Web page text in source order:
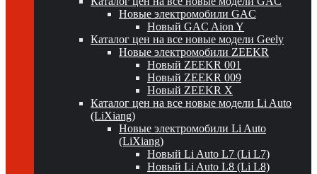
Новые электромобили GAC
Новый GAC Aion Y
Каталог цен на все новые модели Geely
Новые электромобили ZEEKR
Новый ZEEKR 001
Новый ZEEKR 009
Новый ZEEKR X
Каталог цен на все новые модели Li Auto
(LiXiang)
Новые электромобили Li Auto
(LiXiang)
Новый Li Auto L7 (Li L7)
Новый Li Auto L8 (Li L8)